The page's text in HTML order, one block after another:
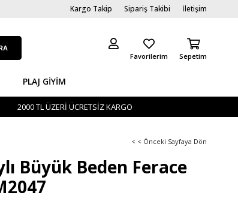
Kargo Takip Sipariş Takibi İletişim
Sepetim
Favorilerim
PLAJ GIYIM
2000 TL ÜZERİ ÜCRETSİZ KARGO
< < Önceki Sayfaya Dön
Büyük Beden Ferace